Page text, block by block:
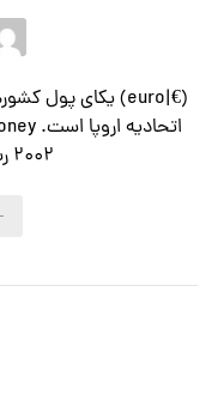
۲۰۰۲ رسماً در کشورهای ...